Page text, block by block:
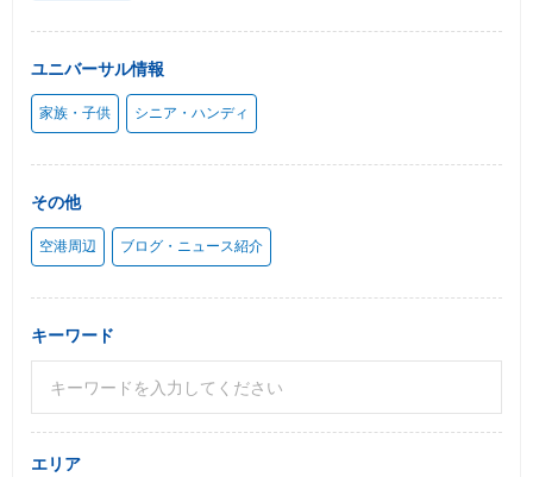
ユニバーサル情報
家族・子供 シニア・ハンディ
その他
空港周辺 ブログ・ニュース紹介
キーワード
エリア